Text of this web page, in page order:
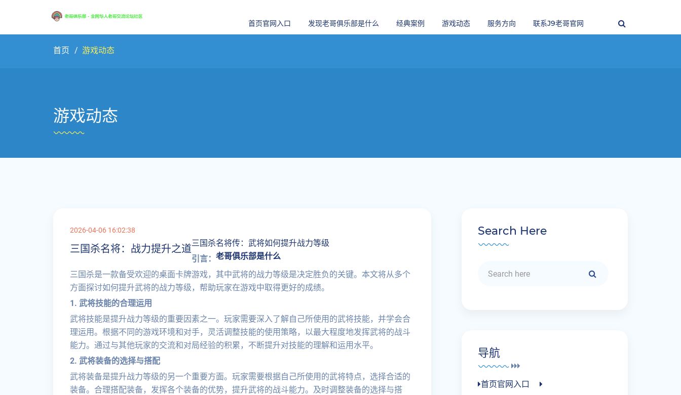
首页官网入口 发现老哥俱乐部是什么 经典案例 游戏动态 服务方向 联系j9老哥官网
首页 游戏动态
游戏动态
2026-04-06 16:02:38
三国杀名将：战力提升之道三国杀名将传：武将如何提升战力等级
引言：
三国杀是一款备受欢迎的桌面卡牌游戏，其中武将的战力等级是决定胜负的关键。本文将从多个
方面探讨如何提升武将的战力等级，帮助玩家在游戏中取得更好的成绩。
1. 武将技能的合理运用
武将技能是提升战力等级的重要因素之一。玩家需要深入了解自己所使用的武将技能，并学会合
理运用。根据不同的游戏环境和对手，灵活调整技能的使用策略，以最大程度地发挥武将的战斗
能力。通过与其他玩家的交流和对局经验的积累，不断提升对技能的理解和运用水平。
2. 武将装备的选择与搭配
武将装备是提升战力等级的另一个重要方面。玩家需要根据自己所使用的武将特点，选择合适的
装备。合理搭配装备，发挥各个装备的优势，提升武将的战斗能力。及时调整装备的选择与搭
老哥俱乐部是什么
Search Here
导航
首页官网入口